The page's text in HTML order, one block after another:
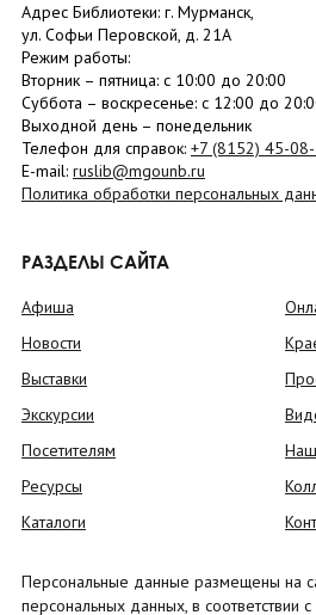
Адрес Библиотеки: г. Мурманск,
ул. Софьи Перовской, д. 21А
Режим работы:
Вторник – пятница: с 10:00 до 20:00
Суббота – воскресенье: c 12:00 до
Выходной день – понедельник
Телефон для справок: +7 (8152) 45-
E-mail: ruslib@mgounb.ru
Политика обработки персональных
РАЗДЕЛЫ САЙТА
Афиша
Новости
Выставки
Экскурсии
Посетителям
Ресурсы
Каталоги
Персональные данные размещены на
персональных данных, в